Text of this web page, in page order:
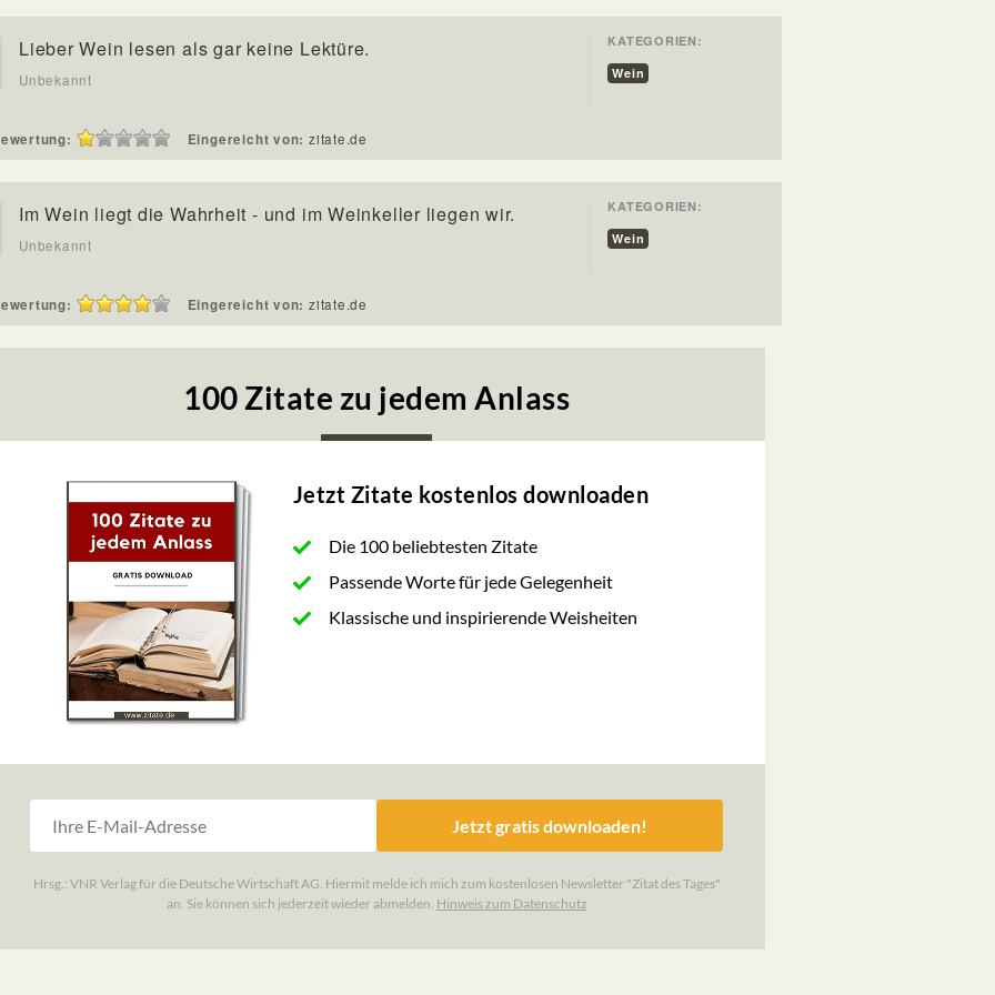
Lieber Wein lesen als gar keine Lektüre.
Unbekannt
KATEGORIEN:
Wein
Eingereicht von: zitate.de
Im Wein liegt die Wahrheit - und im Weinkeller liegen wir.
Unbekannt
KATEGORIEN:
Wein
Eingereicht von: zitate.de